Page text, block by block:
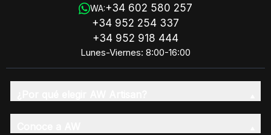
WA:+34 602 580 257
+34 952 254 337
+34 952 918 444
Lunes-Viernes: 8:00-16:00